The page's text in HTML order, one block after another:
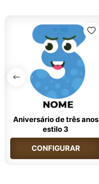
Aniversário de três anos
estilo 3
CONFIGURAR